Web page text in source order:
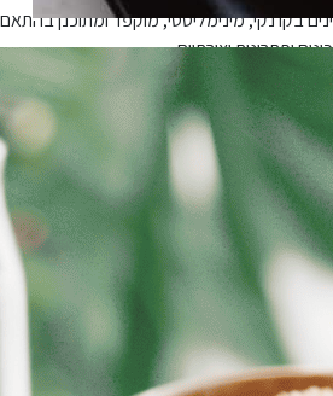
בקו נקי, מינימליסטי, מוקפד ומתוכנןבהתאם
ופתרונות יצירתיים.